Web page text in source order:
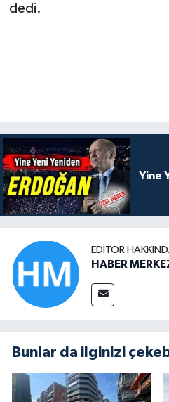
dedi.
Yine
EDITÖR
HABER
Bunlar da ilginizi